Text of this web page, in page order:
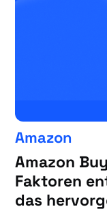
Amazon
Amazon
Faktoren
das